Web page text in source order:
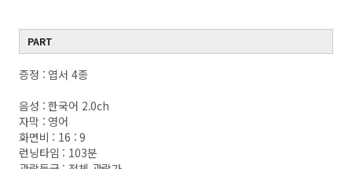
PART
증정 : 엽서 4종
음성 : 한국어 2.0ch
자막 : 영어
화면비 : 16 : 9
런닝타임 : 103분